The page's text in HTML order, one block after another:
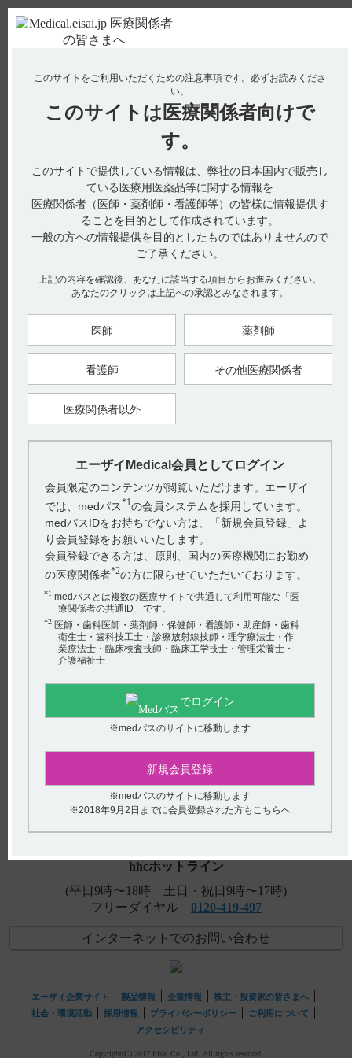
使用期限検索 Drug Information
No : 1930
【グラケー】 禁忌とその設定理由について教え
電子添文には、禁忌に関する以下の記載があります。
2. 禁忌（次の患者には投与しないこと）（引用1）
2. 1 ワルファリンカリウム投与中の患者
インタビューフォームには、禁忌に関する以下の記載がありま
す。（引用2）
ワルファリンは、ビタミンK依存性凝固因子の肝臓での蛋白生
合成を阻害することにより、抗凝血作用、血栓形成の予防作用
を示す。すでに循環血液中に存在する血液凝固因子には影響を
及ぼさない。
1）グラケーカプセル15mg電子添文 2025年6月改訂（第2版） 2.
2）グラケーカプセル15mgインタビューフォーム 2025年6月改
7．相互作用 （1）併用禁忌とその理由
【更新年月】
戻る
関連するQ&A
【グラケー】 食事の影響について教えてください。
【グラケー】 使用期限は何年ですか？
【エピレオプチマル】 禁忌とその設定理由について教え
【チョコラA・錠・末・滴】 包装について教えてくださ
い。
アンケート:ご意見をお聞かせください
(選択してください)
送信する
このサイトをご利用いただくための注意事項です。 必ずお読みくださ
い。
このサイトは 医療関係者向けで
す。
このサイトで提供している情報は、弊社の日本国内で販売し
ている医療用医薬品等に関する情報を
医療関係者（医師・薬剤師・看護師等）の皆様に情報提供す
ることを目的として作成されています。
一般の方への情報提供を目的としたものではありませんので
ご了承ください。
上記の内容を確認後、あなたに該当する項目からお進みください。
あなたのクリックは上記への承認とみなされます。
医師 薬剤師
看護師 その他医療関係者
医療関係者以外
エーザイMedical会員としてログイン
会員限定のコンテンツが閲覧いただけます。エーザイ
では、medパス*1の会員システムを採用しています。
medパスIDをお持ちでない方は、「新規会員登録」よ
り会員登録をお願いいたします。
会員登録できる方は、原則、国内の医療機関にお勤め
の医療関係者*2の方に限らせていただいております。
*1 medパスとは複数の医療サイトで共通して利用可能な「医
療関係者の共通ID」です。
*2 医師・歯科医師・薬剤師・保健師・看護師・助産師・歯科
衛生士・歯科技工士・診療放射線技師・理学療法士・作
業療法士・臨床検査技師・臨床工学技士・管理栄養士・
介護福祉士
でログイン
※medパスのサイトに移動します
新規会員登録
※medパスのサイトに移動します
※2018年9月2日までに会員登録された方もこちらへ
hhcホットライン
(平日9時〜18時 土日・祝日9時〜17時)
フリーダイヤル 0120-419-497
インターネットでのお問い合わせ
エーザイ企業サイト 製品情報 企業情報
株主・投資家の皆さまへ
社会・環境活動
採用情報 プライバシーポリシー
ご利用について
アクセシビリティ
Copyright(C) 2017 Eisai Co., Ltd. All rights reserved.